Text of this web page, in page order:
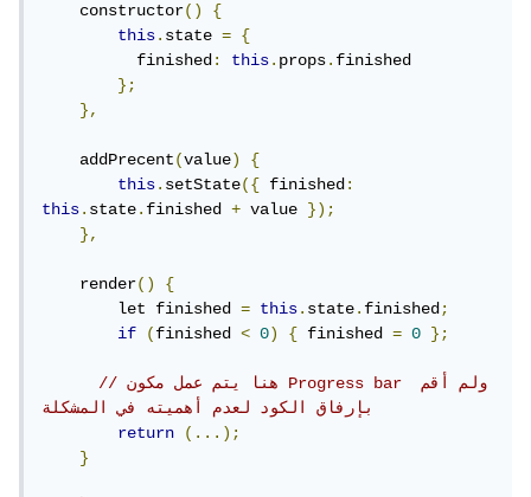
    constructor
()
{
this.state =
{
          finished
: this.props.finished
};
},
    addPrecent
(value)
{
this.setState({ finished:
this.state.finished + value });
},
    render
()
{
        let finished
= this.state.finished;
if
(finished < 0) { finished = 0 };
// هنا يتم عمل مكون Progress bar ولم أقم
بإرفاق الكود لعدم أهميته في المشكلة
return
(...);
}